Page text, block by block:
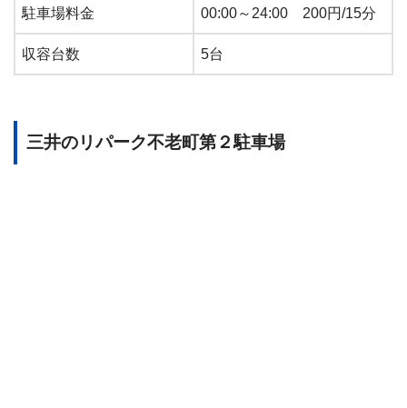
駐車場料金 00:00～24:00 200円/15分
収容台数 5台
三井のリパーク不老町第２駐車場